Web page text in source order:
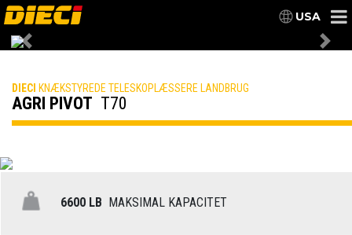
USA
Previous
DIECI KNÆKSTYREDE TELESKOPLÆSSERE LANDBRUG
AGRI PIVOT T70
6600 LB MAKSIMAL KAPACITET